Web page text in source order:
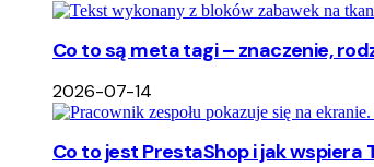
Co to są meta tagi – znaczenie,
2026-07-14
Co to jest PrestaShop i jak